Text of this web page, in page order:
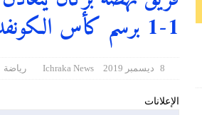
1-1 برسم كأس الكونفدرالية الإفريقية
8 ديسمبر 2019 Ichraka News رياضة
الإعلانات